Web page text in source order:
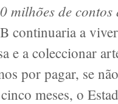
milhões de
continuaria a
e a coleccionar
por pagar, se
meses, o